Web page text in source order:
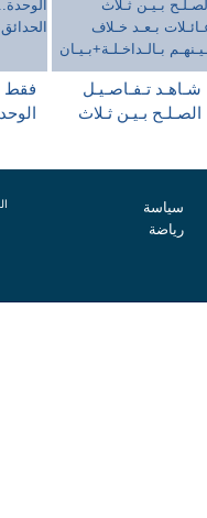
الصناعي
شـاهـد تـفـاصـيـل
الصـلـح بـيـن ثـلاث
فقط
سياسة
رياضة